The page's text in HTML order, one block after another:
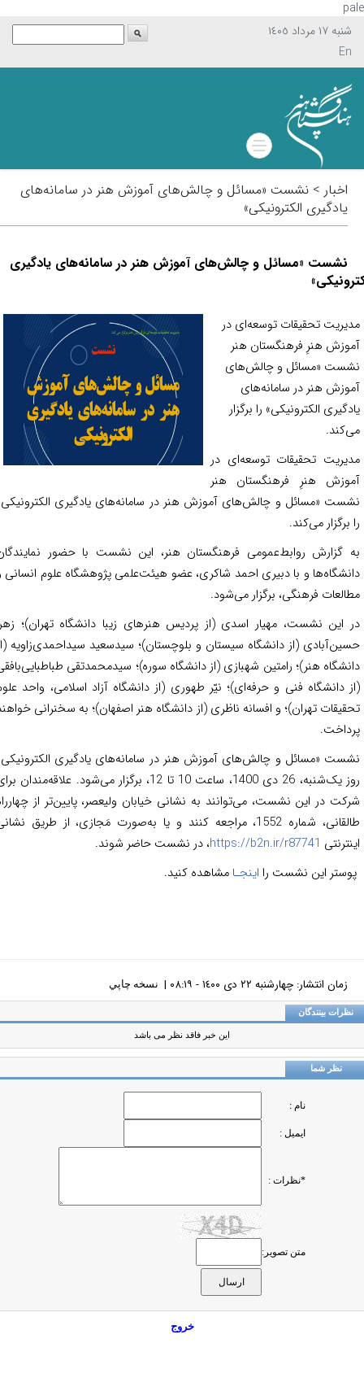
شنبه ١٧ مرداد ١٤٠٥
اخبار > نشست «مسائل و چالش‌های آموزش هنر در سامانه‌های
یادگیری الکترونیکی»
نشست «مسائل و چالش‌های آموزش هنر در سامانه‌های یادگیری
تحقیقات توسعه‌ای در
هنرِ فرهنگستان هنر
«مسائل و چالش‌های
هنر در سامانه‌های
الکترونیکی» را برگزار
تحقیقات توسعه‌ای در
هنرِ فرهنگستان هنر
«مسائل و چالش‌های آموزش هنر در سامانه‌های یادگیری الکترونیکی»
برگزار می‌کند.
گزارش روابط‌عمومی فرهنگستان هنر، این نشست با حضور نمایندگان
و با دبیری احمد شاکری، عضو هیئت‌علمی پژوهشگاه علوم انسانی و
فرهنگی، برگزار می‌شود.
این نشست، مهیار اسدی (از پردیس هنرهای زیبا دانشگاه تهران)؛ زهرا
(از دانشگاه سیستان و بلوچستان)؛ سیدسعید سیداحمدی‌زاویه (از
هنر)؛ رامتین شهبازی (از دانشگاه سوره)؛ سیدمحمدتقی طباطبایی‌بافقی
دانشگاه فنی و حرفه‌ای)؛ نیّر طهوری (از دانشگاه آزاد اسلامی، واحد علوم
تهران)؛ و افسانه ناظری (از دانشگاه هنر اصفهان)؛ به سخنرانی خواهند
«مسائل و چالش‌های آموزش هنر در سامانه‌های یادگیری الکترونیکی»
روز یک‌شنبه، 26 دی 1400، ساعت 10 تا 12، برگزار می‌شود. علاقه‌مندان برای
در این نشست، می‌توانند به نشانی خیابان ولیعصر، پایین‌تر از چهارراه
طالقانی، شماره 1552، مراجعه کنند و یا به‌صورت مَجازی، از طریق نشانی
https://b2n.ir/r87741، در نشست حاضر شوند.
این نشست را اینجـامشاهده کنید.
زمان انتشار: چهارشنبه ٢٢ دی ١٤٠٠ - ٠٨:١٩ | نسخه چاپي
بینندگان
این خبر فاقد نظر می باشد
نظر شما
نام :
ایمیل :
*نظرات :
متن تصویر:
خروج